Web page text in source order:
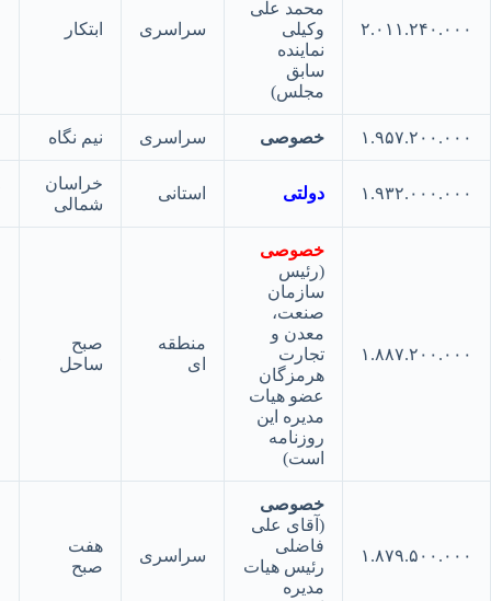
محمد علی
وکیلی
نماینده
مجلس)
سراسری
خصوصی سراسری نیم نگاه
دولتی استانی
خراسان
شمالی
خصوصی
(رئیس
سازمان
صنعت،
معدن و
تجارت
هرمزگان
عضو هیات
مدیره این
روزنامه
منطقه
ساحل
خصوصی
(آقای علی
فاضلی
رئیس هیات
مدیره
سراسری